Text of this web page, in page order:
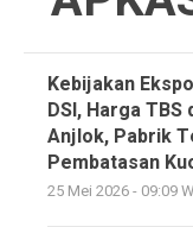
Kebijakan
DSI, Harga TBS
Anjlok, Pabrik
Pembatasan
25 Mei 2026 - 09:09